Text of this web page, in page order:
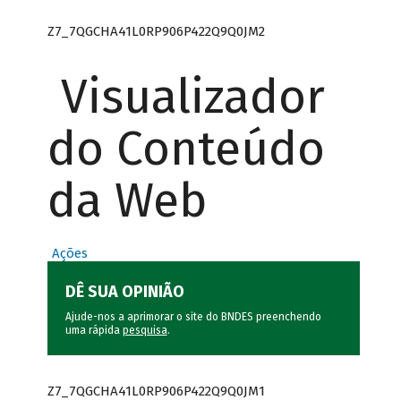
Z7_7QGCHA41L0RP906P422Q9Q0JM2
Visualizador
do Conteúdo
da Web
Ações
DÊ SUA OPINIÃO
Ajude-nos a aprimorar o site do BNDES preenchendo
uma rápida pesquisa.
Z7_7QGCHA41L0RP906P422Q9Q0JM1